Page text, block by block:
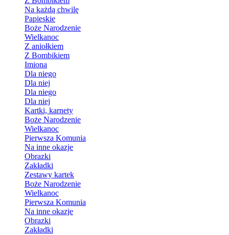
Na każdą chwilę
Papieskie
Boże Narodzenie
Wielkanoc
Z aniołkiem
Z Bombikiem
Imiona
Dla niego
Dla niej
Dla niego
Dla niej
Kartki, karnety
Boże Narodzenie
Wielkanoc
Pierwsza Komunia
Na inne okazje
Obrazki
Zakładki
Zestawy kartek
Boże Narodzenie
Wielkanoc
Pierwsza Komunia
Na inne okazje
Obrazki
Zakładki